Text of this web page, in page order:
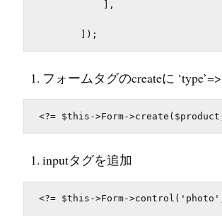
フォームタグのcreateに
inputタグを追加